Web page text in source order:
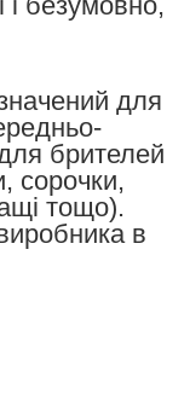
для
брителей
сорочки,
тощо).
в